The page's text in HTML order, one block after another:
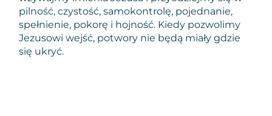
pilność, czystość, samokontrolę, pojednanie,
spełnienie, pokorę i hojność. Kiedy pozwolimy
Jezusowi wejść, potwory nie będą miały gdzie
się ukryć.